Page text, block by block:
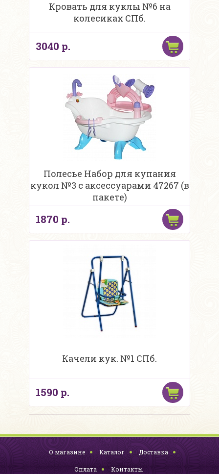
Кровать для куклы №6 на
колесиках СПб.
3040 р.
Полесье Набор для купания
кукол №3 с аксессуарами 47267 (в
пакете)
1870 р.
Качели кук. №1 СПб.
1590 р.
О магазине Каталог Доставка
Оплата Контакты